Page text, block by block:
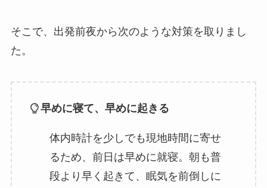
そこで、出発前夜から次のような対策を取りまし
た。
早めに寝て、早めに起きる
体内時計を少しでも現地時間に寄せ
るため、前日は早めに就寝。朝も普
段より早く起きて、眠気を前倒しに